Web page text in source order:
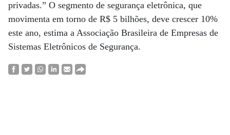
privadas.” O segmento de segurança eletrônica, que
movimenta em torno de R$ 5 bilhões, deve crescer 10%
este ano, estima a Associação Brasileira de Empresas de
Sistemas Eletrônicos de Segurança.